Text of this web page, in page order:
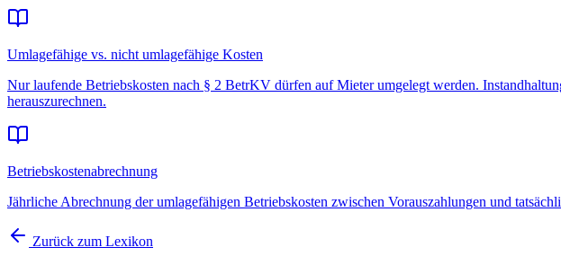
Umlagefähige vs. nicht umlagefähige Kosten
Nur laufende Betriebskosten nach § 2 BetrKV dürfen auf Mieter umgelegt werden.
herauszurechnen.
Betriebskostenabrechnung
Jährliche Abrechnung der umlagefähigen Betriebskosten zwischen Vorauszahlungen und
Zurück zum Lexikon